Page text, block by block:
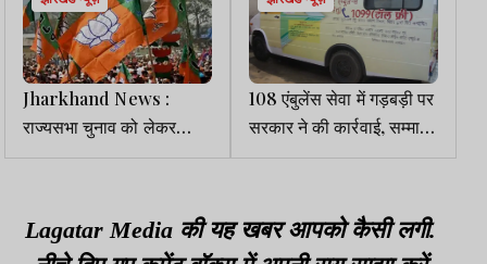
Jharkhand News :
राज्यसभा चुनाव को लेकर
भाजपा में हलचल तेज, कई बड़े
108 एंबुलेंस सेवा में गड़बड़ी पर
सरकार ने की कार्रवाई, सम्मान
फाउंडेशन को हटाया
Lagatar Media की यह खबर आपको कैसी लगी.